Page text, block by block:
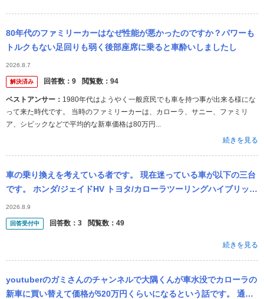
80年代のファミリーカーはなぜ性能が悪かったのですか？パワーも
トルクもない足回りも弱く後部座席に乗ると車酔いしましたし
2026.8.7
解決済み 回答数： 9 閲覧数： 94
ベストアンサー： 1980年代はようやく一般庶民でも車を持つ事が出来る様にな
って来た時代です。 当時のファミリーカーは、カローラ、サニー、ファミリ
ア、シビックなどで平均的な新車価格は80万円...
続きを見る
車の乗り換えを考えている者です。 現在迷っている車が以下の三台
です。 ホンダ/ジェイドHV トヨタ/カローラツーリングハイブリッド
マツダ/マツダ6ワゴン 中古車での購入を考えています。 ...
2026.8.9
回答受付中 回答数： 3 閲覧数： 49
続きを見る
youtuberのガミさんのチャンネルで大隅くんが車水没でカローラの
新車に買い替えて価格が520万円くらいになるという話です。 通常